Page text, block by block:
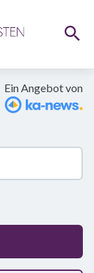
Ein Angebot von